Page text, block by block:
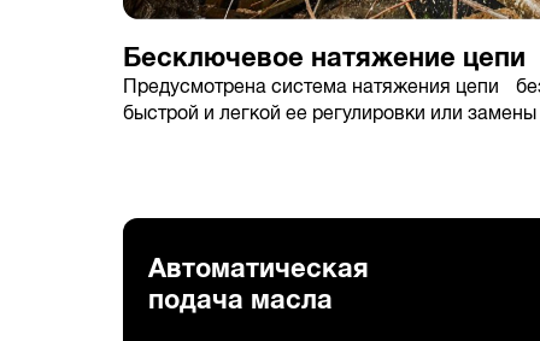
Бесключевое натяжение цепи
Предусмотрена система натяжения цепи
быстрой и легкой ее регулировки или замены
Автоматическая
подача масла